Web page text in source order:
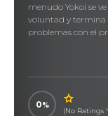
menudo Yokoi se
voluntad y termina
problemas con el
0
(No Ratings